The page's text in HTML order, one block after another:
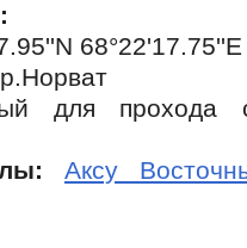
68°22'17.75''E
для прохода
Аксу